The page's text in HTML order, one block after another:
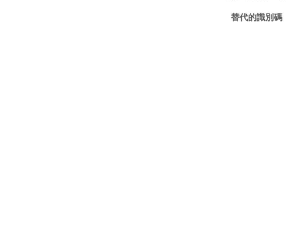
替代的識別碼